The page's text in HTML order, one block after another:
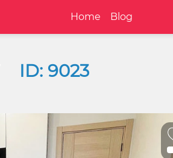
Home Blog
ID: 9023